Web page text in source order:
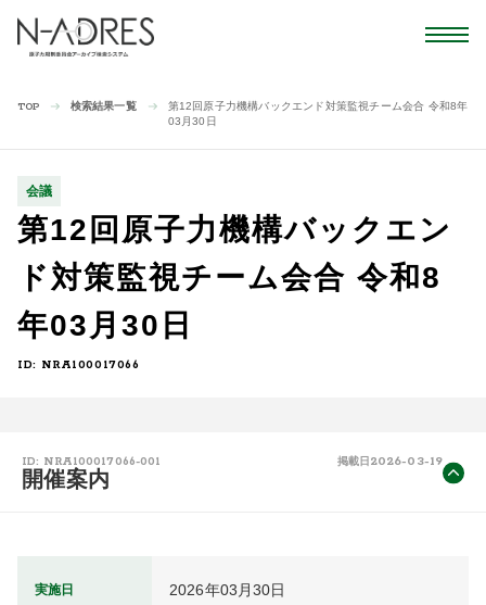
TOP 検索結果一覧
第12回原子力機構バックエンド対策監視チーム会合 令和8年
03月30日
会議
第12回原子力機構バックエン
ド対策監視チーム会合 令和8
年03月30日
ID: NRA100017066
ID: NRA100017066-001 掲載日 2026-03-19
開催案内
実施日 2026年03月30日